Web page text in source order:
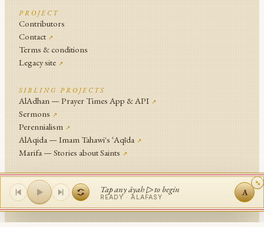
PROJECT
Contributors
Contact ↗
Terms & conditions
Legacy site ↗
SIBLING PROJECTS
AlAdhan — Prayer Times App & API ↗
Sermons ↗
Perennialism ↗
AlAqida — Imam Tahawi's ʿAqīda ↗
Marifa — Stories about Saints ↗
An Islamic NetworkProject .
© Islamic Network and contributors since 2014
Tap any āyah ▷ to begin
READY ·ALAFASY A